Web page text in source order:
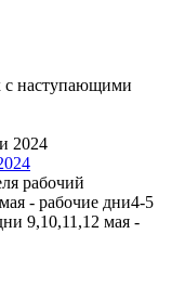
с наступающими
рабочий
- рабочие дни4-5
9,10,11,12 мая -